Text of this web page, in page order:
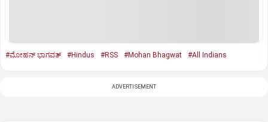
#ಮೋಹನ್‌ ಭಾಗವತ್‌ #Hindus #RSS #Mohan Bhagwat #All Indians
ADVERTISEMENT